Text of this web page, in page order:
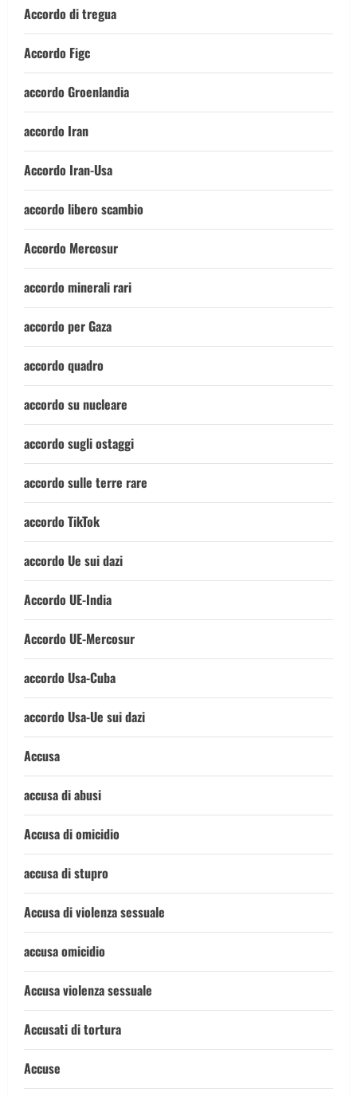
Accordo di tregua
Accordo Figc
accordo Groenlandia
accordo Iran
Accordo Iran-Usa
accordo libero scambio
Accordo Mercosur
accordo minerali rari
accordo per Gaza
accordo quadro
accordo su nucleare
accordo sugli ostaggi
accordo sulle terre rare
accordo TikTok
accordo Ue sui dazi
Accordo UE-India
Accordo UE-Mercosur
accordo Usa-Cuba
accordo Usa-Ue sui dazi
Accusa
accusa di abusi
Accusa di omicidio
accusa di stupro
Accusa di violenza sessuale
accusa omicidio
Accusa violenza sessuale
Accusati di tortura
Accuse